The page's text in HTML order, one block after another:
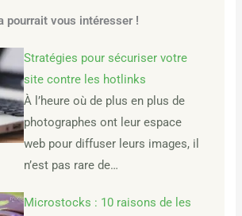
pourrait vous intéresser !
Stratégies pour sécuriser votre
site contre les hotlinks
À l’heure où de plus en plus de
photographes ont leur espace
web pour diffuser leurs images, il
n’est pas rare de…
Microstocks : 10 raisons de les